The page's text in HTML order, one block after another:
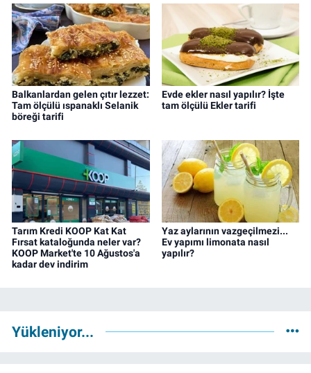
Balkanlardan gelen çıtır lezzet:
Tam ölçülü ıspanaklı Selanik
böreği tarifi
Evde ekler nasıl yapılır? İşte
tam ölçülü Ekler tarifi
Tarım Kredi KOOP Kat Kat
Fırsat kataloğunda neler var?
KOOP Market'te 10 Ağustos'a
kadar dev indirim
Yaz aylarının vazgeçilmezi...
Ev yapımı limonata nasıl
yapılır?
Yükleniyor...